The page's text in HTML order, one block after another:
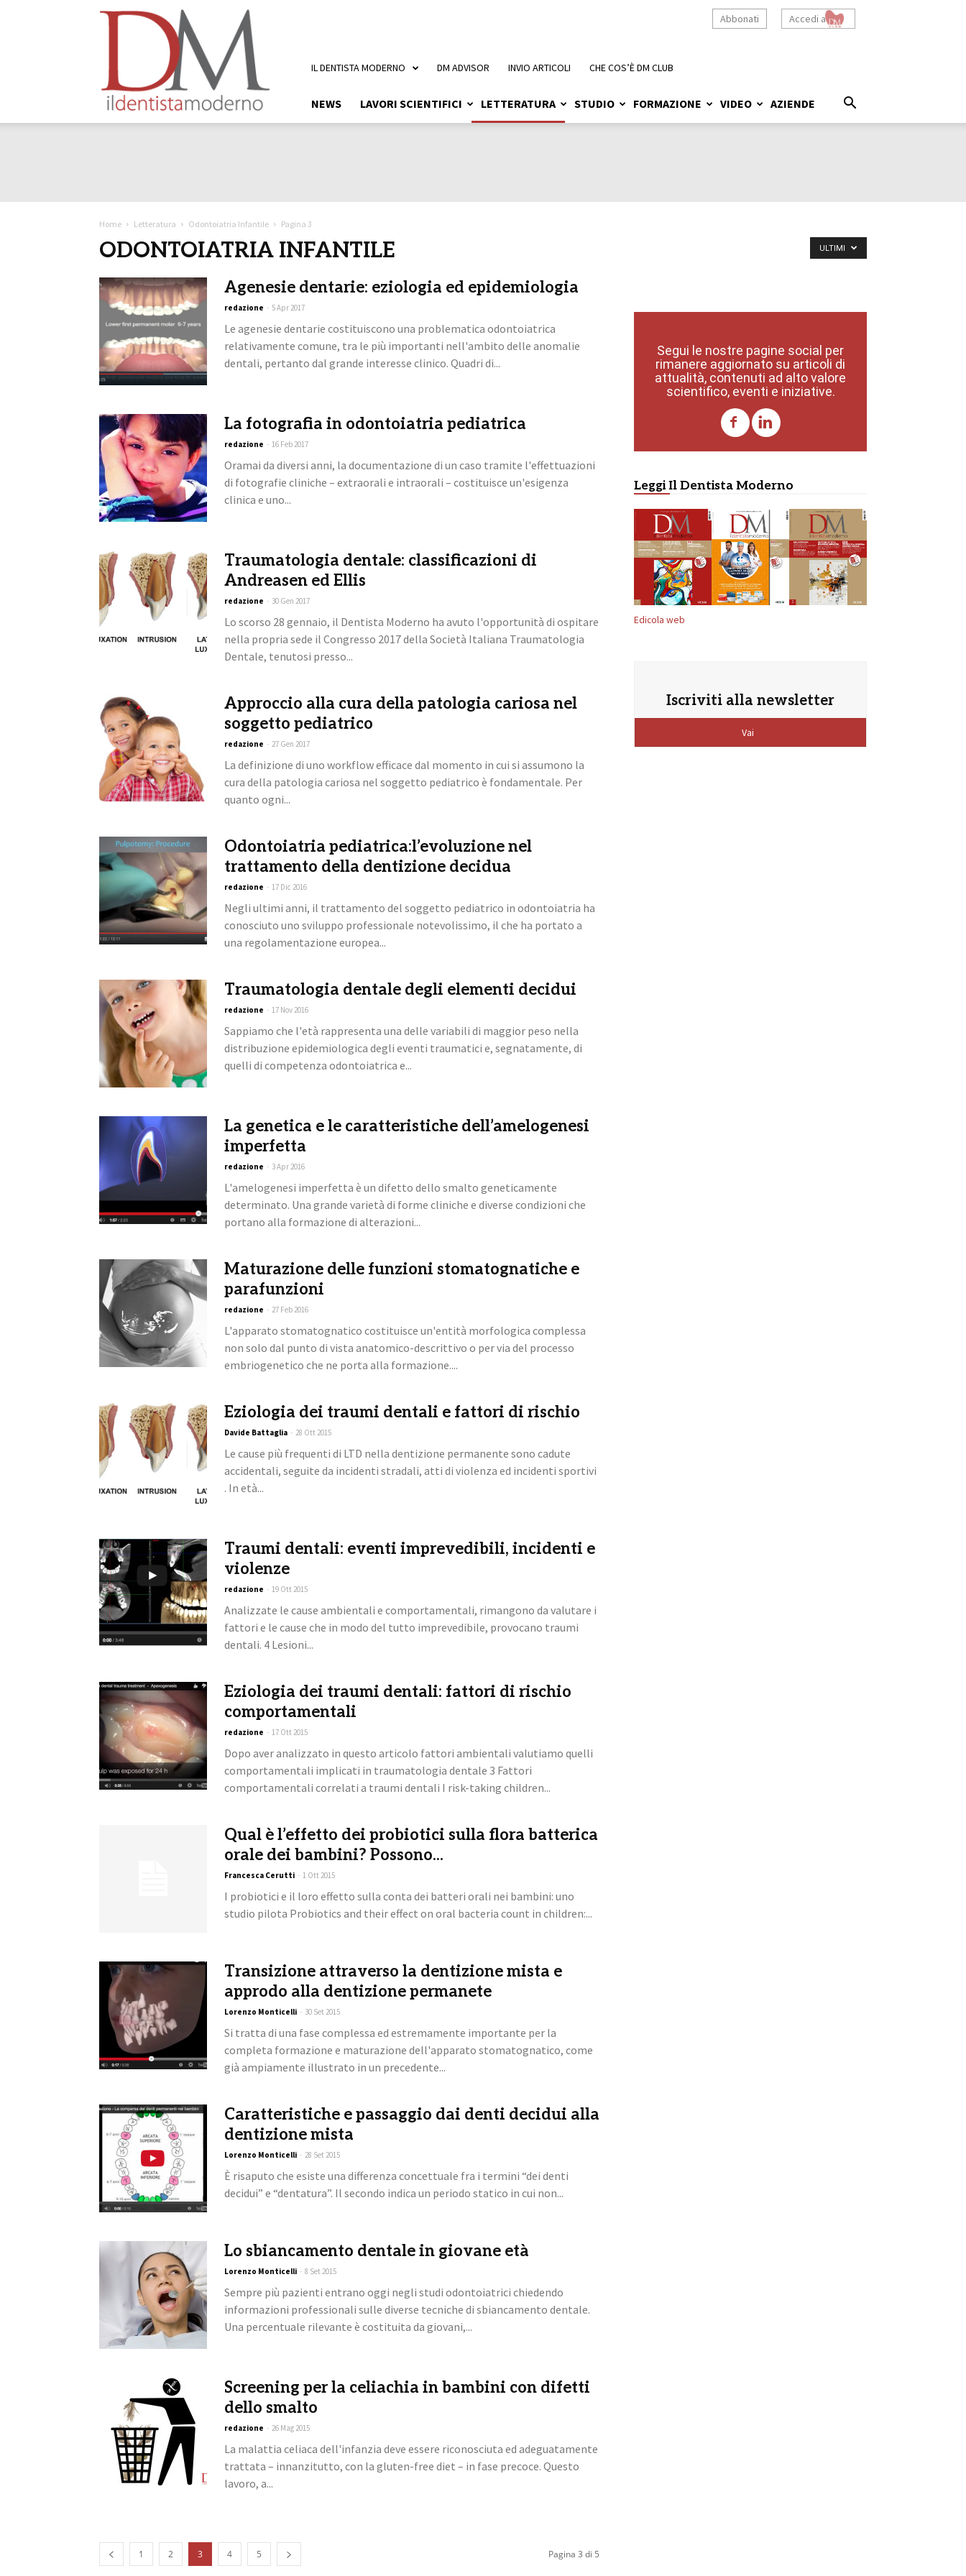
Accedi a
Abbonati
NEWS LAVORI SCIENTIFICI LETTERATURA STUDIO FORMAZIONE VIDEO AZIENDE
IL DENTISTA MODERNO DM ADVISOR INVIO ARTICOLI CHE COS’È DM CLUB
Home Letteratura Odontoiatria Infantile Pagina 3
ODONTOIATRIA INFANTILE ULTIMI
Agenesie dentarie: eziologia ed epidemiologia
redazione - 5 Apr 2017
Le agenesie dentarie costituiscono una problematica odontoiatrica
relativamente comune, tra le più importanti nell'ambito delle anomalie
dentali, pertanto dal grande interesse clinico. Quadri di...
La fotografia in odontoiatria pediatrica
redazione - 16 Feb 2017
Oramai da diversi anni, la documentazione di un caso tramite l'effettuazioni
di fotografie cliniche – extraorali e intraorali – costituisce un'esigenza
clinica e uno...
Traumatologia dentale: classificazioni di
Andreasen ed Ellis
redazione - 30 Gen 2017
Lo scorso 28 gennaio, il Dentista Moderno ha avuto l'opportunità di ospitare
nella propria sede il Congresso 2017 della Società Italiana Traumatologia
Dentale, tenutosi presso...
Approccio alla cura della patologia cariosa nel
soggetto pediatrico
redazione - 27 Gen 2017
La definizione di uno workflow efficace dal momento in cui si assumono la
cura della patologia cariosa nel soggetto pediatrico è fondamentale. Per
quanto ogni...
Odontoiatria pediatrica:l’evoluzione nel
trattamento della dentizione decidua
redazione - 17 Dic 2016
Negli ultimi anni, il trattamento del soggetto pediatrico in odontoiatria ha
conosciuto uno sviluppo professionale notevolissimo, il che ha portato a
una regolamentazione europea...
Traumatologia dentale degli elementi decidui
redazione - 17 Nov 2016
Sappiamo che l'età rappresenta una delle variabili di maggior peso nella
distribuzione epidemiologica degli eventi traumatici e, segnatamente, di
quelli di competenza odontoiatrica e...
La genetica e le caratteristiche dell’amelogenesi
imperfetta
redazione - 3 Apr 2016
L'amelogenesi imperfetta è un difetto dello smalto geneticamente
determinato. Una grande varietà di forme cliniche e diverse condizioni che
portano alla formazione di alterazioni...
Maturazione delle funzioni stomatognatiche e
parafunzioni
redazione - 27 Feb 2016
L'apparato stomatognatico costituisce un'entità morfologica complessa
non solo dal punto di vista anatomico-descrittivo o per via del processo
embriogenetico che ne porta alla formazione....
Eziologia dei traumi dentali e fattori di rischio
Davide Battaglia - 28 Ott 2015
Le cause più frequenti di LTD nella dentizione permanente sono cadute
accidentali, seguite da incidenti stradali, atti di violenza ed incidenti sportivi
. In età...
Traumi dentali: eventi imprevedibili, incidenti e
violenze
redazione - 19 Ott 2015
Analizzate le cause ambientali e comportamentali, rimangono da valutare i
fattori e le cause che in modo del tutto imprevedibile, provocano traumi
dentali. 4 Lesioni...
Eziologia dei traumi dentali: fattori di rischio
comportamentali
redazione - 17 Ott 2015
Dopo aver analizzato in questo articolo fattori ambientali valutiamo quelli
comportamentali implicati in traumatologia dentale 3 Fattori
comportamentali correlati a traumi dentali I risk-taking children...
Qual è l’effetto dei probiotici sulla flora batterica
orale dei bambini? Possono...
Francesca Cerutti - 1 Ott 2015
I probiotici e il loro effetto sulla conta dei batteri orali nei bambini: uno
studio pilota Probiotics and their effect on oral bacteria count in children:...
Transizione attraverso la dentizione mista e
approdo alla dentizione permanete
Lorenzo Monticelli - 30 Set 2015
Si tratta di una fase complessa ed estremamente importante per la
completa formazione e maturazione dell'apparato stomatognatico, come
già ampiamente illustrato in un precedente...
Caratteristiche e passaggio dai denti decidui alla
dentizione mista
Lorenzo Monticelli - 28 Set 2015
È risaputo che esiste una differenza concettuale fra i termini “dei denti
decidui” e “dentatura”. Il secondo indica un periodo statico in cui non...
Lo sbiancamento dentale in giovane età
Lorenzo Monticelli - 8 Set 2015
Sempre più pazienti entrano oggi negli studi odontoiatrici chiedendo
informazioni professionali sulle diverse tecniche di sbiancamento dentale.
Una percentuale rilevante è costituita da giovani,...
Screening per la celiachia in bambini con difetti
dello smalto
redazione - 26 Mag 2015
La malattia celiaca dell'infanzia deve essere riconosciuta ed adeguatamente
trattata – innanzitutto, con la gluten-free diet – in fase precoce. Questo
lavoro, a...
1 2 3 4 5 Pagina 3 di 5
Segui le nostre pagine social per
rimanere aggiornato su articoli di
attualità, contenuti ad alto valore
scientifico, eventi e iniziative.
Leggi Il Dentista Moderno
Edicola web
Iscriviti alla newsletter
Vai